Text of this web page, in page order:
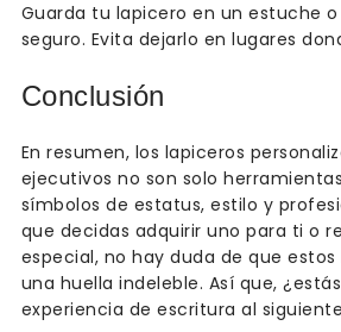
Guarda tu lapicero en un estuche
seguro. Evita dejarlo en lugares
Conclusión
En resumen, los lapiceros
ejecutivos no son solo
símbolos de estatus, estilo y
que decidas adquirir uno para ti o
especial, no hay duda de que
una huella indeleble. Así que,
experiencia de escritura al